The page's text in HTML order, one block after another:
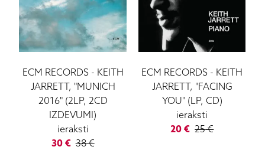
ECM RECORDS - KEITH
JARRETT, "MUNICH
2016" (2LP, 2CD
IZDEVUMI)
ieraksti
30€ 38€
ECM RECORDS - KEITH
JARRETT, "FACING
YOU" (LP, CD)
ieraksti
20 € 25€